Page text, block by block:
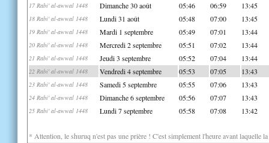
17 Rabi' al-awwal 1448 Dimanche 30 août 05:46 06:59 13:45
18 Rabi' al-awwal 1448 Lundi 31 août 05:48 07:00 13:45
19 Rabi' al-awwal 1448 Mardi 1 septembre 05:49 07:01 13:44
20 Rabi' al-awwal 1448 Mercredi 2 septembre 05:51 07:02 13:44
21 Rabi' al-awwal 1448 Jeudi 3 septembre 05:52 07:04 13:44
22 Rabi' al-awwal 1448 Vendredi 4 septembre 05:53 07:05 13:43
23 Rabi' al-awwal 1448 Samedi 5 septembre 05:55 07:06 13:43
24 Rabi' al-awwal 1448 Dimanche 6 septembre 05:56 07:07 13:43
25 Rabi' al-awwal 1448 Lundi 7 septembre 05:58 07:08 13:42
* Attention, le shuruq n'est pas une prière ! C'est simplement l'heure avant laquelle